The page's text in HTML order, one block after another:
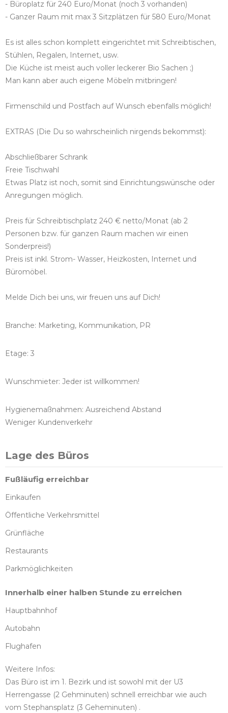
- Büroplatz für 240 Euro/Monat (noch 3 vorhanden)
- Ganzer Raum mit max 3 Sitzplätzen für 580 Euro/Monat
Es ist alles schon komplett eingerichtet mit Schreibtischen,
Stühlen, Regalen, Internet, usw.
Die Küche ist meist auch voller leckerer Bio Sachen ;)
Man kann aber auch eigene Möbeln mitbringen!
Firmenschild und Postfach auf Wunsch ebenfalls möglich!
EXTRAS (Die Du so wahrscheinlich nirgends bekommst):
Abschließbarer Schrank
Freie Tischwahl
Etwas Platz ist noch, somit sind Einrichtungswünsche oder
Anregungen möglich.
Preis für Schreibtischplatz 240 € netto/Monat (ab 2
Personen bzw. für ganzen Raum machen wir einen
Sonderpreis!)
Preis ist inkl. Strom- Wasser, Heizkosten, Internet und
Büromöbel.
Melde Dich bei uns, wir freuen uns auf Dich!
Branche: Marketing, Kommunikation, PR
Etage: 3
Wunschmieter: Jeder ist willkommen!
Hygienemaßnahmen: Ausreichend Abstand
Weniger Kundenverkehr
Lage des Büros
Fußläufig erreichbar
Einkaufen
Öffentliche Verkehrsmittel
Grünfläche
Restaurants
Parkmöglichkeiten
Innerhalb einer halben Stunde zu erreichen
Hauptbahnhof
Autobahn
Flughafen
Weitere Infos:
Das Büro ist im 1. Bezirk und ist sowohl mit der U3
Herrengasse (2 Gehminuten) schnell erreichbar wie auch
vom Stephansplatz (3 Geheminuten) .